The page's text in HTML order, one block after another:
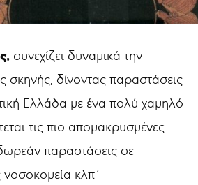
συνεχίζει δυναμικά την
σκηνής, δίνοντας παραστάσεις
Ελλάδα με ένα πολύ χαμηλό
τις πιο απομακρυσμένες
δωρεάν παραστάσεις σε
κλπ΄